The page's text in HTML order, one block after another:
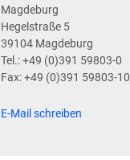
Magdeburg
Hegelstraße 5
39104 Magdeburg
Tel.: +49 (0)391 59803-0
Fax: +49 (0)391 59803-10
E-Mail schreiben